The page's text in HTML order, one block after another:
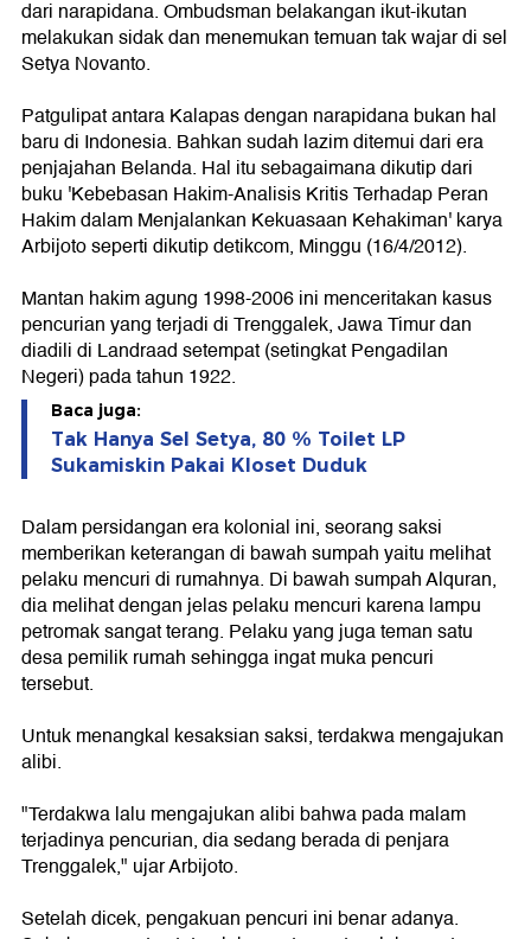
dari narapidana. Ombudsman belakangan ikut-ikutan
melakukan sidak dan menemukan temuan tak wajar di sel
Setya Novanto.
Patgulipat antara Kalapas dengan narapidana bukan hal
baru di Indonesia. Bahkan sudah lazim ditemui dari era
penjajahan Belanda. Hal itu sebagaimana dikutip dari
buku 'Kebebasan Hakim-Analisis Kritis Terhadap Peran
Hakim dalam Menjalankan Kekuasaan Kehakiman' karya
Arbijoto seperti dikutip detikcom, Minggu (16/4/2012).
Mantan hakim agung 1998-2006 ini menceritakan kasus
pencurian yang terjadi di Trenggalek, Jawa Timur dan
diadili di Landraad setempat (setingkat Pengadilan
Negeri) pada tahun 1922.
Baca juga:
Tak Hanya Sel Setya, 80 % Toilet LP
Sukamiskin Pakai Kloset Duduk
Dalam persidangan era kolonial ini, seorang saksi
memberikan keterangan di bawah sumpah yaitu melihat
pelaku mencuri di rumahnya. Di bawah sumpah Alquran,
dia melihat dengan jelas pelaku mencuri karena lampu
petromak sangat terang. Pelaku yang juga teman satu
desa pemilik rumah sehingga ingat muka pencuri
tersebut.
Untuk menangkal kesaksian saksi, terdakwa mengajukan
alibi.
"Terdakwa lalu mengajukan alibi bahwa pada malam
terjadinya pencurian, dia sedang berada di penjara
Trenggalek," ujar Arbijoto.
Setelah dicek, pengakuan pencuri ini benar adanya.